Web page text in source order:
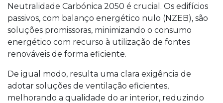
Neutralidade Carbónica 2050 é crucial. Os edifícios
passivos, com balanço energético nulo (NZEB), são
soluções promissoras, minimizando o consumo
energético com recurso à utilização de fontes
renováveis de forma eficiente.
De igual modo, resulta uma clara exigência de
adotar soluções de ventilação eficientes,
melhorando a qualidade do ar interior, reduzindo